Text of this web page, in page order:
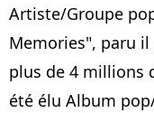
Artiste/Groupe
Memories", paru
plus de 4 millions
été élu Album